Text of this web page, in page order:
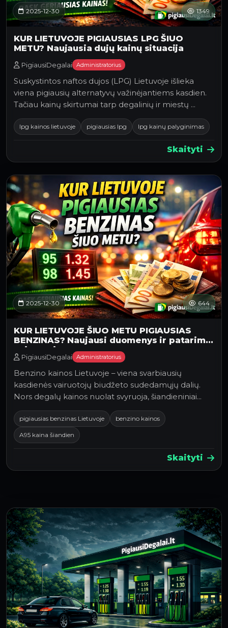
2025-12-30 1349
KUR LIETUVOJE PIGIAUSIAS LPG ŠIUO
METU? Naujausia dujų kainų situacija
PigiausiDegalai Administratorius
Suskystintos naftos dujos (LPG) Lietuvoje išlieka
viena pigiausių alternatyvų važinėjantiems kasdien.
Tačiau kainų skirtumai tarp degalinių ir miestų …
lpg kainos lietuvoje pigiausias lpg lpg kainų palyginimas
Skaityti
2025-12-30 644
KUR LIETUVOJE ŠIUO METU PIGIAUSIAS
BENZINAS? Naujausi duomenys ir patarimai
vairuotojams
PigiausiDegalai Administratorius
Benzino kainos Lietuvoje – viena svarbiausių
kasdienės vairuotojų biudžeto sudedamųjų dalių.
Nors degalų kainos nuolat svyruoja, šiandieniniai
duomeny…
pigiausias benzinas Lietuvoje benzino kainos
A95 kaina šiandien
Skaityti